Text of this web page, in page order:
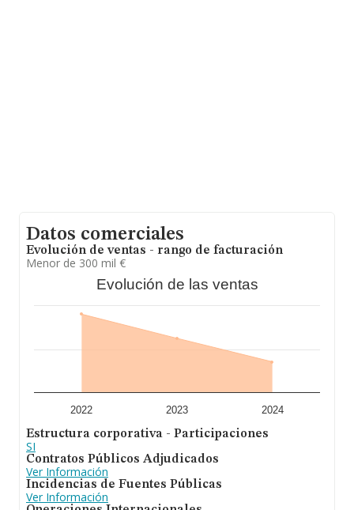
Datos comerciales
Evolución de ventas - rango de facturación
Menor de 300 mil €
Evolución de las ventas
2022 2023 2024
Estructura corporativa - Participaciones
SI
Contratos Públicos Adjudicados
Ver Información
Incidencias de Fuentes Públicas
Ver Información